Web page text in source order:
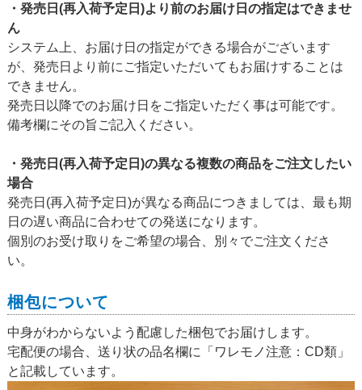
・発売日(再入荷予定日)より前のお届け日の指定はできませ
ん
システム上、お届け日の指定ができる場合がございます
が、発売日より前にご指定いただいてもお届けすることは
できません。
発売日以降でのお届け日をご指定いただく事は可能です。
備考欄にその旨ご記入ください。
・発売日(再入荷予定日)の異なる複数の商品をご注文したい
場合
発売日(再入荷予定日)が異なる商品につきましては、最も期
日の遅い商品に合わせての発送になります。
個別のお受け取りをご希望の場合、別々でご注文くださ
い。
梱包について
中身がわからないよう配慮した梱包でお届けします。
宅配便の場合、送り状の品名欄に「ワレモノ注意：CD類」
と記載しています。